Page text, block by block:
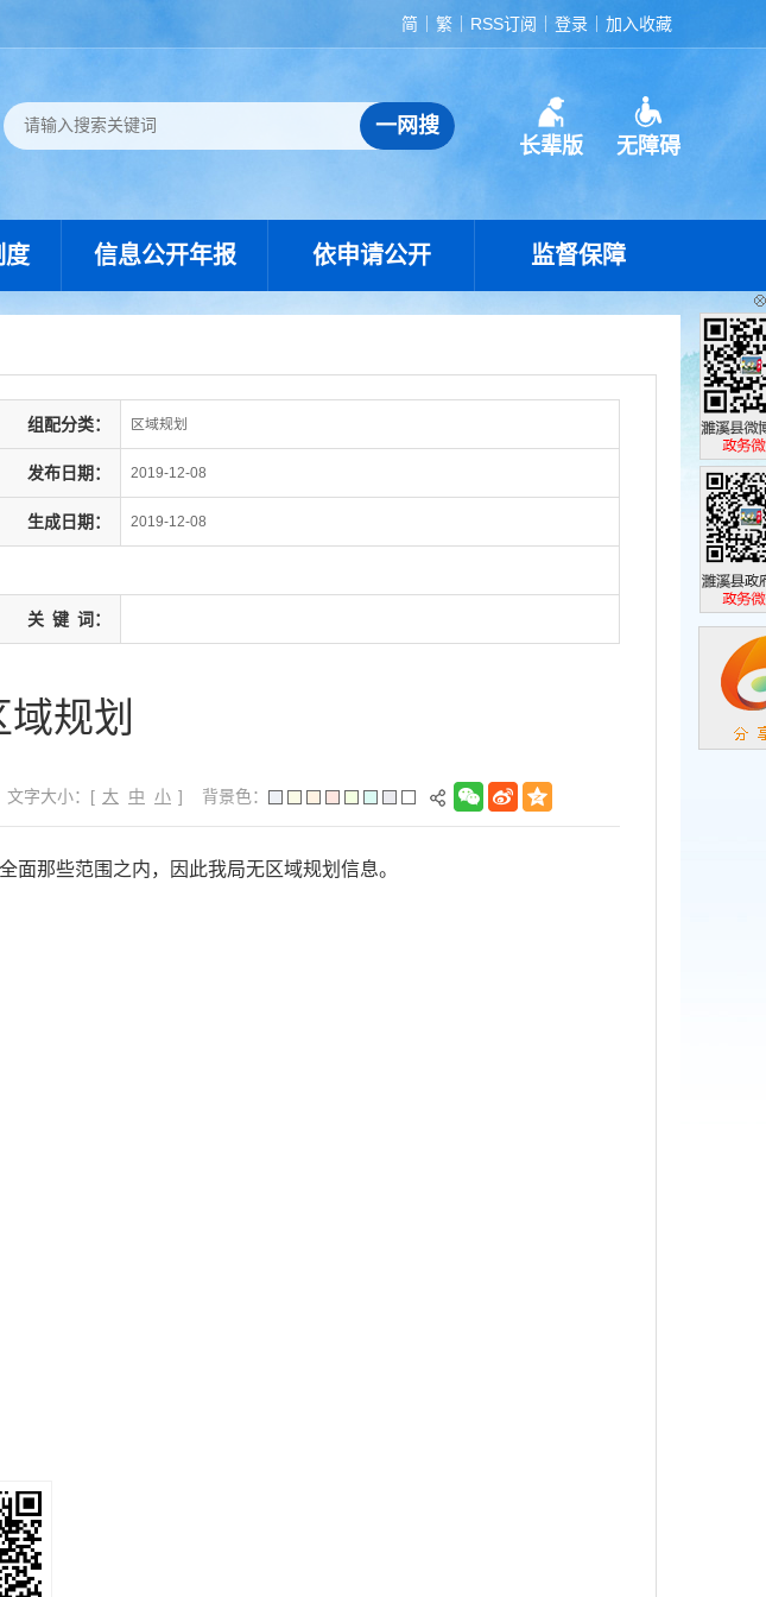
简 繁 RSS订阅 登录 加入收藏
长辈版 无障碍
度 信息公开年报 依申请公开 监督保障
组配分类： 区域规划
发布日期： 2019-12-08
生成日期： 2019-12-08
关 键 词：
规划
文字大小：[ 大 中 小 ] 背景色：
面那些范围之内，因此我局无区域规划信息。
濉溪县政
政务微博
濉溪县政
政务微信